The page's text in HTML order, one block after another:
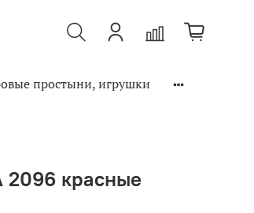
простыни, игрушки
2096 красные